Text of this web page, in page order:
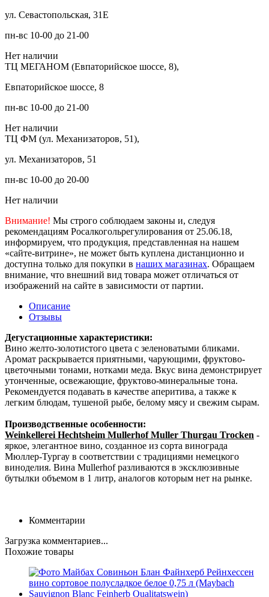
ул. Севастопольская, 31Е
пн-вс 10-00 до 21-00
Нет наличии
ТЦ МЕГАНОМ (Евпаторийское шоссе, 8),
Евпаторийское шоссе, 8
пн-вс 10-00 до 21-00
Нет наличии
ТЦ ФМ (ул. Механизаторов, 51),
ул. Механизаторов, 51
пн-вс 10-00 до 20-00
Нет наличии
Внимание! Мы строго соблюдаем законы и, следуя
рекомендациям Росалкогольрегулирования от 25.06.18,
информируем, что продукция, представленная на нашем
«сайте-витрине», не может быть куплена дистанционно и
доступна только для покупки в наших магазинах. Обращаем
внимание, что внешний вид товара может отличаться от
изображений на сайте в зависимости от партии.
Описание
Отзывы
Дегустационные характеристики:
Вино желто-золотистого цвета с зеленоватыми бликами.
Аромат раскрывается приятными, чарующими, фруктово-
цветочными тонами, нотками меда. Вкус вина демонстрирует
утонченные, освежающие, фруктово-минеральные тона.
Рекомендуется подавать в качестве аперитива, а также к
легким блюдам, тушеной рыбе, белому мясу и свежим сырам.
Производственные особенности:
Weinkellerei Hechtsheim Mullerhof Muller Thurgau Trocken -
яркое, элегантное вино, созданное из сорта винограда
Мюллер-Тургау в соответствии с традициями немецкого
виноделия. Вина Mullerhof разливаются в эксклюзивные
бутылки объемом в 1 литр, аналогов которым нет на рынке.
Комментарии
Загрузка комментариев...
Похожие товары